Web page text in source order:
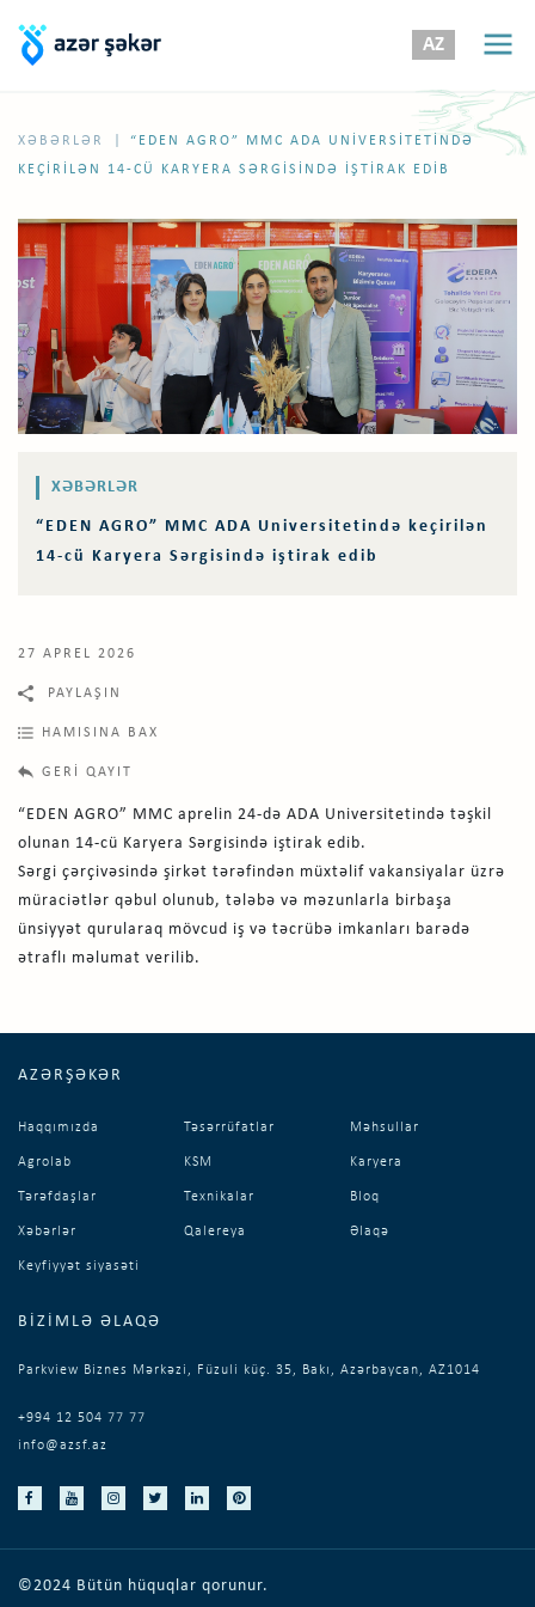
AZ
XƏBƏRLƏR
“EDEN AGRO” MMC ADA UNIVERSITETINDƏ
KEÇIRILƏN 14-CÜ KARYERA SƏRGISINDƏ IŞTIRAK EDIB
XƏBƏRLƏR
“EDEN AGRO” MMC ADA Universitetində keçirilən
14-cü Karyera Sərgisində iştirak edib
27 APREL 2026
PAYLAŞIN
HAMISINA BAX
GERI QAYIT
“EDEN AGRO” MMC aprelin 24-də ADA Universitetində təşkil
olunan 14-cü Karyera Sərgisində iştirak edib.
Sərgi çərçivəsində şirkət tərəfindən müxtəlif vakansiyalar üzrə
müraciətlər qəbul olunub, tələbə və məzunlarla birbaşa
ünsiyyət qurularaq mövcud iş və təcrübə imkanları barədə
ətraflı məlumat verilib.
AZƏRŞƏKƏR
Haqqımızda Təsərrüfatlar Məhsullar
Agrolab KSM Karyera
Tərəfdaşlar Texnikalar Bloq
Xəbərlər Qalereya Əlaqə
Keyfiyyət siyasəti
BIZIMLƏ ƏLAQƏ
Parkview Biznes Mərkəzi, Füzuli küç. 35, Bakı, Azərbaycan, AZ1014
+994 12 504 77 77
info@azsf.az
©2024 Bütün hüquqlar qorunur.